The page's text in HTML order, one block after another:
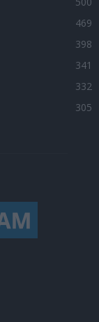
469
398
341
332
305